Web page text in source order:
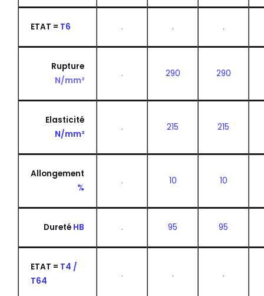
ETAT = T6 . . .
Rupture
N/mm²
. 290 290
Elasticité
N/mm²
. 215 215
Allongement
%
. 10 10
Dureté HB . 95 95
ETAT = T4 /
T64
. . .